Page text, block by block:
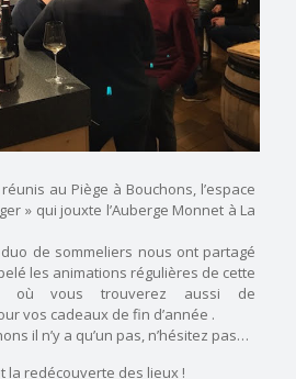
au Piège à Bouchons, l’espace
» qui jouxte l’Auberge Monnet à La
de sommeliers nous ont partagé
les animations régulières de cette
où vous trouverez aussi de
vos cadeaux de fin d’année .
il n’y a qu’un pas, n’hésitez pas…
la redécouverte des lieux !